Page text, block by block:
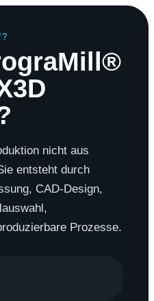
nicht aus
entsteht durch
CAD-Design,
Prozesse.